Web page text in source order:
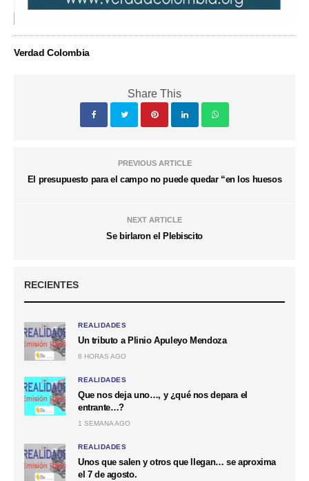
Verdad Colombia
Share This
PREVIOUS ARTICLE
El presupuesto para el campo no puede quedar “en los huesos
NEXT ARTICLE
Se birlaron el Plebiscito
RECIENTES
REALIDADES
Un tributo a Plinio Apuleyo Mendoza
8 HORAS AGO
REALIDADES
Que nos deja uno…, y ¿qué nos depara el
entrante…?
1 SEMANA AGO
REALIDADES
Unos que salen y otros que llegan… se aproxima
el 7 de agosto.